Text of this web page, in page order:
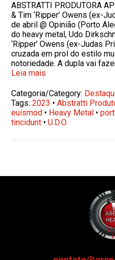
ABSTRATTI PRODUTORA
& Tim ‘Ripper’ Owens (ex-
de abril @ Opinião (Porto
do heavy metal, Udo
‘Ripper’ Owens (ex-Judas
cruzada em prol do estilo
notoriedade. A dupla vai
Leia mais
Categoria/Category:
Tags:2023 •Abstratti
euismod • Heavy Metal •
tincidunt •U.D.O.